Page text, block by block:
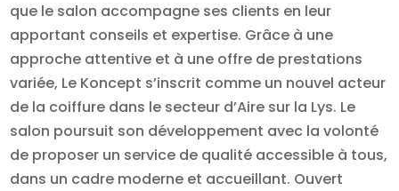
que le salon accompagne ses clients en leur
apportant conseils et expertise. Grâce à une
approche attentive et à une offre de prestations
variée, Le Koncept s’inscrit comme un nouvel acteur
de la coiffure dans le secteur d’Aire sur la Lys. Le
salon poursuit son développement avec la volonté
de proposer un service de qualité accessible à tous,
dans un cadre moderne et accueillant. Ouvert